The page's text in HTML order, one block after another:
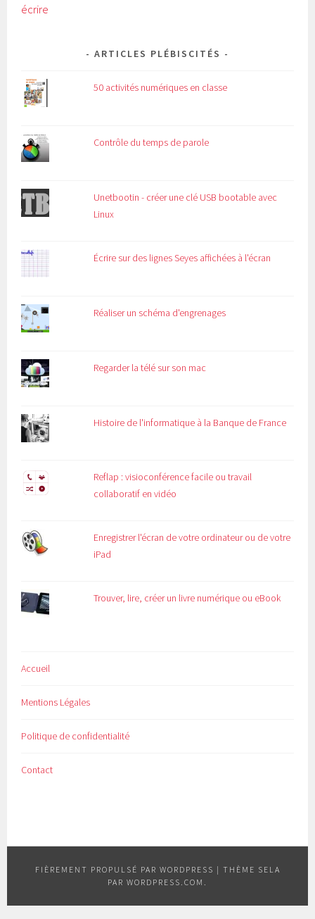
écrire
ARTICLES PLÉBISCITÉS
50 activités numériques en classe
Contrôle du temps de parole
Unetbootin - créer une clé USB bootable avec
Linux
Écrire sur des lignes Seyes affichées à l'écran
Réaliser un schéma d'engrenages
Regarder la télé sur son mac
Histoire de l'informatique à la Banque de France
Reflap : visioconférence facile ou travail
collaboratif en vidéo
Enregistrer l'écran de votre ordinateur ou de votre
iPad
Trouver, lire, créer un livre numérique ou eBook
Accueil
Mentions Légales
Politique de confidentialité
Contact
FIÈREMENT PROPULSÉ PAR WORDPRESS | THÈME SELA
PAR WORDPRESS.COM .